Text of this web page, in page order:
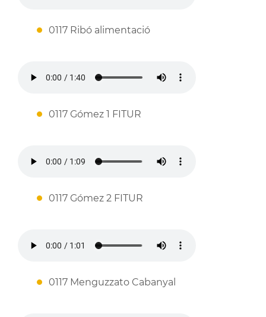
0117 Ribó alimentació
0117 Gómez 1 FITUR
0117 Gómez 2 FITUR
0117 Menguzzato Cabanyal